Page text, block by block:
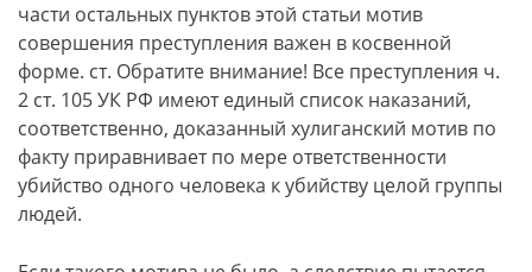
части остальных пунктов этой статьи мотив
совершения преступления важен в косвенной
форме. ст. Обратите внимание! Все преступления ч.
2 ст. 105 УК РФ имеют единый список наказаний,
соответственно, доказанный хулиганский мотив по
факту приравнивает по мере ответственности
убийство одного человека к убийству целой группы
людей.